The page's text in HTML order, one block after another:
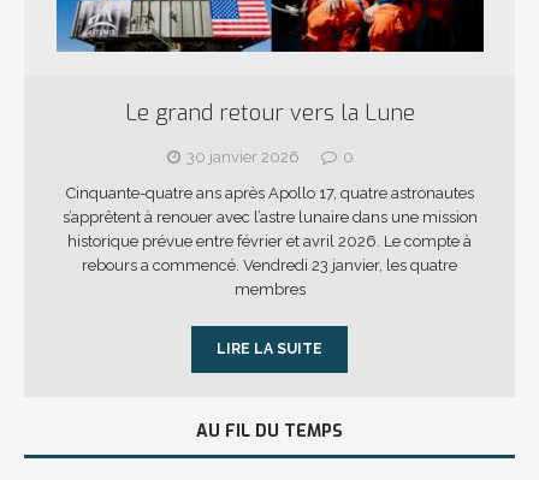
Le grand retour vers la Lune
30 janvier 2026
0
Cinquante-quatre ans après Apollo 17, quatre astronautes
s’apprêtent à renouer avec l’astre lunaire dans une mission
historique prévue entre février et avril 2026. Le compte à
rebours a commencé. Vendredi 23 janvier, les quatre
membres
LIRE LA SUITE
AU FIL DU TEMPS